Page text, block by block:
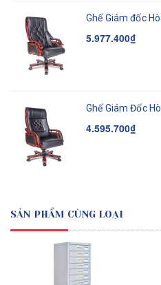
Ghế Giám đốc
5.977.400₫
Ghế Giám Đốc
4.595.700₫
SẢN PHẨM CÙNG LOẠI